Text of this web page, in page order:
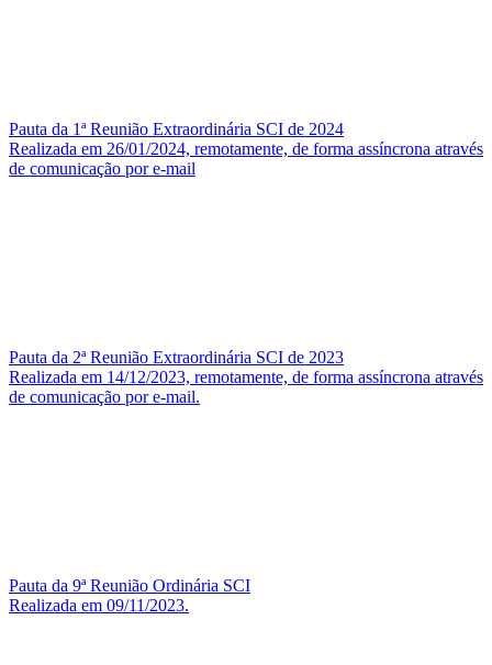
Pauta da 1ª Reunião Extraordinária SCI de 2024
Realizada em 26/01/2024, remotamente, de forma assíncrona através
de comunicação por e-mail
Pauta da 2ª Reunião Extraordinária SCI de 2023
Realizada em 14/12/2023, remotamente, de forma assíncrona através
de comunicação por e-mail.
Pauta da 9ª Reunião Ordinária SCI
Realizada em 09/11/2023.